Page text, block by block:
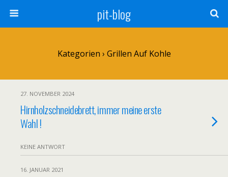
pit-blog
Kategorien › Grillen Auf Kohle
27. NOVEMBER 2024
Hirnholzschneidebrett, immer meine erste
Wahl !
KEINE ANTWORT
16. JANUAR 2021